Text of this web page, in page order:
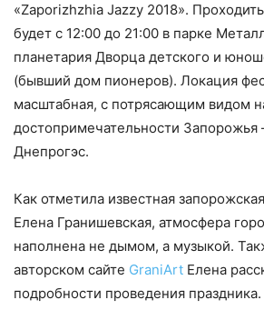
«Zaporizhzhia Jazzy 2018».
будет с 12:00 до 21:00 в парке
планетария Дворца детского и
(бывший дом пионеров). Локация
масштабная, с потрясающим видом
достопримечательности Запорожья
Днепрогэс.
Как отметила известная
Елена Гранишевская, атмосфера
наполнена не дымом, а музыкой.
авторском сайте GraniArt Елена
подробности проведения праздника.